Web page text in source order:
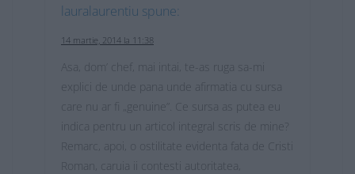
lauralaurentiu spune:
14 martie, 2014 la 11:38
Asa, dom’ chef, mai intai, te-as ruga sa-mi
explici de unde pana unde afirmatia cu sursa
care nu ar fi „genuine”. Ce sursa as putea eu
indica pentru un articol integral scris de mine?
Remarc, apoi, o ostilitate evidenta fata de Cristi
Roman, caruia ii contesti autoritatea,